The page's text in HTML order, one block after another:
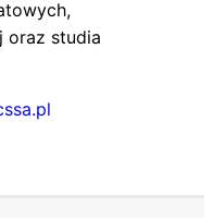
oraz studia